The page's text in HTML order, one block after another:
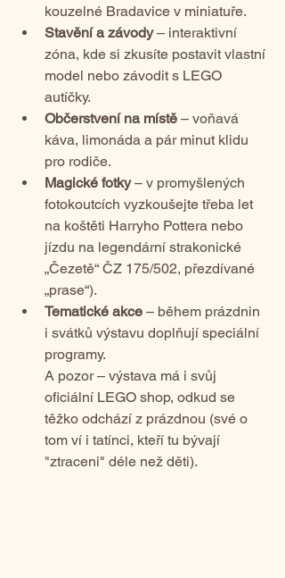
kouzelné Bradavice v miniatuře.
Stavění a závody – interaktivní
zóna, kde si zkusíte postavit vlastní
model nebo závodit s LEGO
autíčky.
Občerstvení na místě – voňavá
káva, limonáda a pár minut klidu
pro rodiče.
Magické fotky – v promyšlených
fotokoutcích vyzkoušejte třeba let
na koštěti Harryho Pottera nebo
jízdu na legendární strakonické
„Čezetě“ ČZ 175/502, přezdívané
„prase“).
Tematické akce – během prázdnin
i svátků výstavu doplňují speciální
programy.
A pozor – výstava má i svůj
oficiální LEGO shop, odkud se
těžko odchází z prázdnou (své o
tom ví i tatínci, kteří tu bývají
"ztraceni" déle než děti).